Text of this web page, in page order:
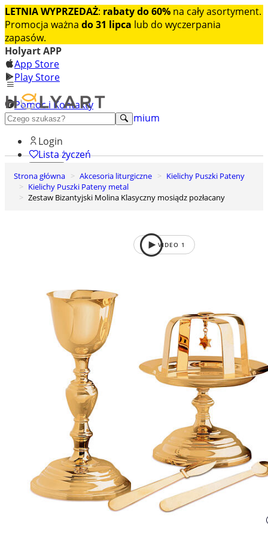
LETNIA WYPRZEDAŻ: rabaty do 60% na cały asortyment.
Promocja ważna do 31 lipca lub do wyczerpania
zapasów.
Holyart APP
App Store
Play Store
Pomoc i Kontakty
+48 222 922 860
Odkryj premium
Login
Lista życzeń
0
Koszyk
Strona główna Akcesoria liturgiczne
Kielichy Puszki Pateny
Kielichy Puszki Pateny metal
Zestaw Bizantyjski Molina Klasyczny mosiądz pozłacany
VIDEO 1